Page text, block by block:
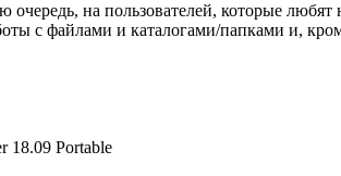
на пользователей, которые любят
с файлами и каталогами/папками и,